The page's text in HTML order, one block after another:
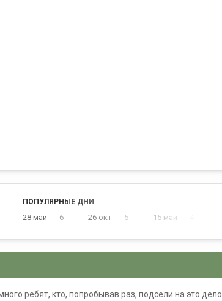
ПОПУЛЯРНЫЕ ДНИ
28 май 6 26 окт 5 15 май
ребят, кто, попробывав раз, подсели на это дело.